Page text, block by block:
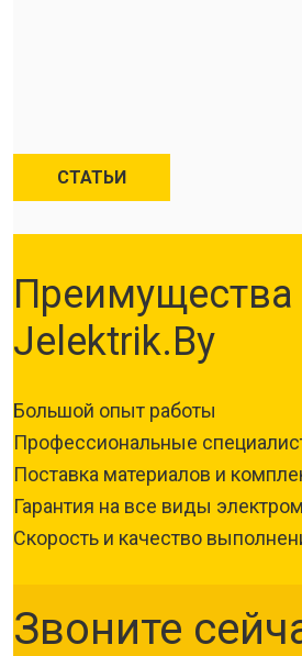
СТАТЬИ
Преимущества
Jelektrik.By
Большой опыт работы
Профессиональные
Поставка материалов и
Гарантия на все виды
Скорость и качество
Звоните